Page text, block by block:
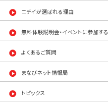
ニチイが選ばれる理由
無料体験説明会・イベントに参加する
よくあるご質問
まなびネット情報局
トピックス